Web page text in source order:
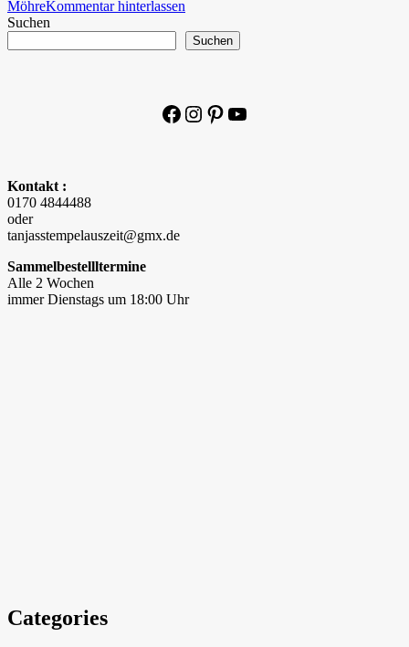
MöhreKommentar hinterlassen
Suchen
Suchen
Facebook
Instagram
Pinterest
YouTube
Kontakt :
0170 4844488
oder
tanjasstempelauszeit@gmx.de
Sammelbestellltermine
Alle 2 Wochen
immer Dienstags um 18:00 Uhr
Categories